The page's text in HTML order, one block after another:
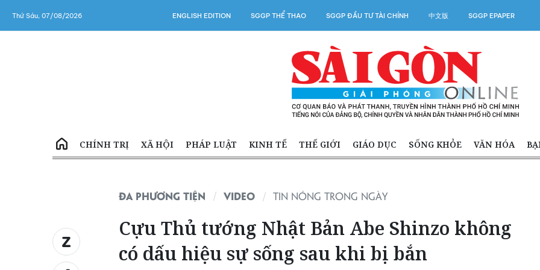
Thứ Sáu, 07/08/2026 ENGLISH EDITION SGGP THỂ THAO SGGP ĐẦU TƯ TÀI CHÍNH 中文版 SGGP EPAPER
CHÍNH TRỊ XÃ HỘI PHÁP LUẬT KINH TẾ THẾ GIỚI GIÁO DỤC SỐNG KHỎE VĂN HÓA
ĐA PHƯƠNG TIỆN VIDEO TIN NÓNG TRONG NGÀY
Cựu Thủ tướng Nhật Bản Abe Shinzo không
có dấu hiệu sự sống sau khi bị bắn